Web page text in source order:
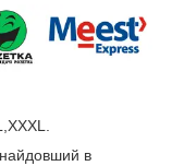
найдовший в